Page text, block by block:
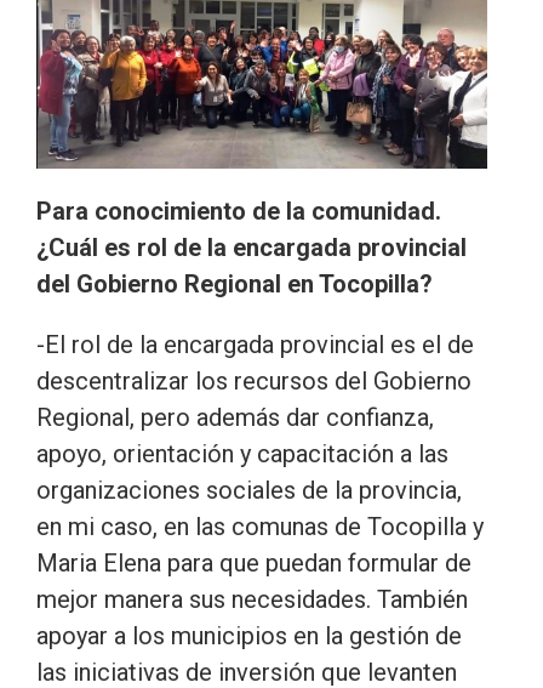
Para conocimiento de la comunidad.
¿Cuál es rol de la encargada provincial
del Gobierno Regional en Tocopilla?
-El rol de la encargada provincial es el de
descentralizar los recursos del Gobierno
Regional, pero además dar confianza,
apoyo, orientación y capacitación a las
organizaciones sociales de la provincia,
en mi caso, en las comunas de Tocopilla y
Maria Elena para que puedan formular de
mejor manera sus necesidades. También
apoyar a los municipios en la gestión de
las iniciativas de inversión que levanten